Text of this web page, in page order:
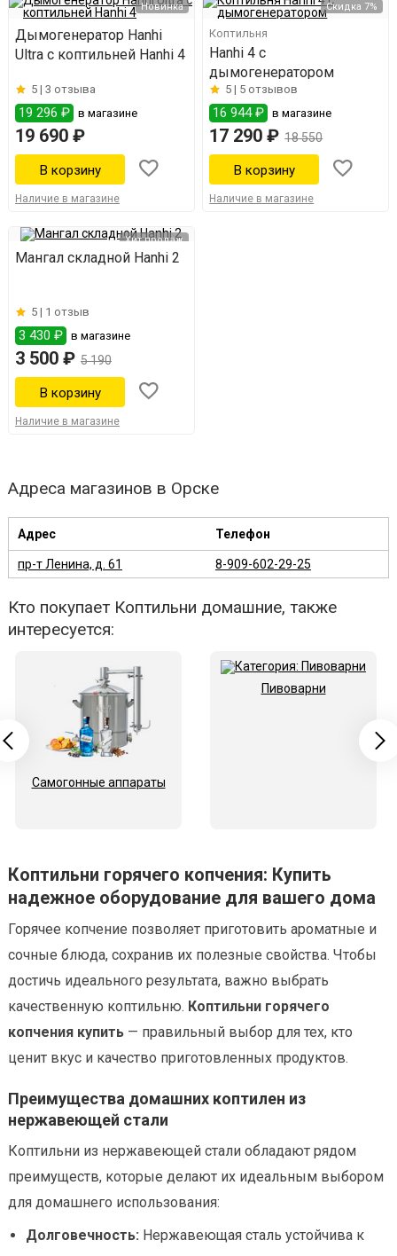
Новинка
Дымогенератор Hanhi
Ultra с коптильней Hanhi 4
5 | 3 отзыва
19 296 ₽ в магазине
19 690 ₽
Наличие в магазине
Скидка 7%
Коптильня
Hanhi 4 с
дымогенератором
5 | 5 отзывов
16 944 ₽ в магазине
17 290 ₽ 18 550
Наличие в магазине
Хит продаж
Мангал складной Hanhi 2
5 | 1 отзыв
3 430 ₽ в магазине
3 500 ₽ 5 190
Наличие в магазине
Адреса магазинов в Орске
Адрес Телефон
пр-т Ленина, д. 61 8-909-602-29-25
Кто покупает Коптильни домашние, также
интересуется:
Самогонные аппараты
Пивоварни
Коптильни горячего копчения: Купить
надежное оборудование для вашего дома
Горячее копчение позволяет приготовить ароматные и
сочные блюда, сохранив их полезные свойства. Чтобы
достичь идеального результата, важно выбрать
качественную коптильню. Коптильни горячего
копчения купить — правильный выбор для тех, кто
ценит вкус и качество приготовленных продуктов.
Преимущества домашних коптилен из
нержавеющей стали
Коптильни из нержавеющей стали обладают рядом
преимуществ, которые делают их идеальным выбором
для домашнего использования:
Долговечность: Нержавеющая сталь устойчива к